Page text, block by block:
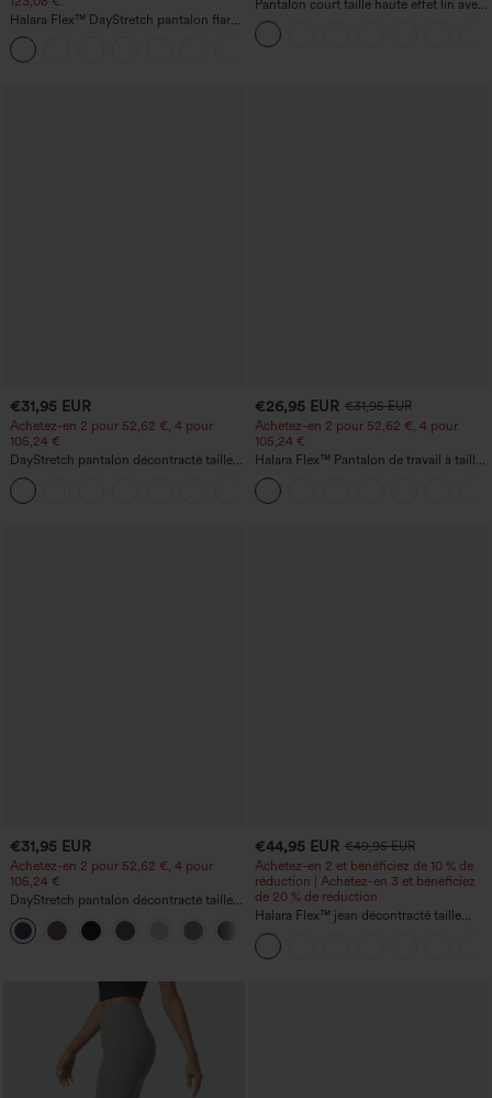
Halara Flex™ DayStretch pantalon flare
de travail, taille mi-haute, poche latérale
zippée
Pantalon court taille haute effet lin avec
poche zippée
€31,95 EUR
Achetez-en 2 pour 52,62 €, 4 pour
105,24 €
DayStretch pantalon décontracté taille
haute avec poches et coupe droite
€26,95 EUR €31,95 EUR
Achetez-en 2 pour 52,62 €, 4 pour
105,24 €
Halara Flex™ Pantalon de travail à taille
haute, jambe large, avec poches, en
maille gaufrée
€31,95 EUR
Achetez-en 2 pour 52,62 €, 4 pour
105,24 €
DayStretch pantalon décontracté taille
haute à jambe en forme de tonneau
avec poches
€44,95 EUR €49,95 EUR
Achetez-en 2 et bénéficiez de 10 % de
réduction | Achetez-en 3 et bénéficiez
de 20 % de réduction
Halara Flex™ jean décontracté taille
haute, large, avec poches, ourlet
retroussé et effet délavé